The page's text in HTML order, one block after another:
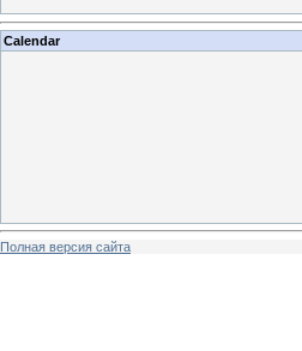
Calendar
Полная версия сайта